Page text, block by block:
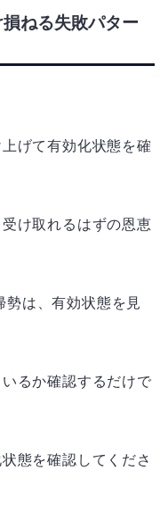
ねる失敗パター
げて有効化状態を確
け取れるはずの恩恵
勢は、有効状態を見
るか確認するだけで
態を確認してくださ